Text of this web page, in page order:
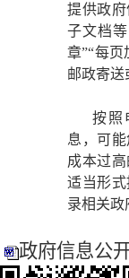
提供政
子文档
章”“每页
邮政寄送
按照
息，可
成本过
适当形
录相关政
政府信息公